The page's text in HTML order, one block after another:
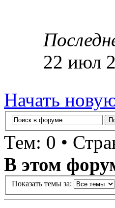
22 июл
Начать
Тем: 0 •
В этом
Показать темы за: